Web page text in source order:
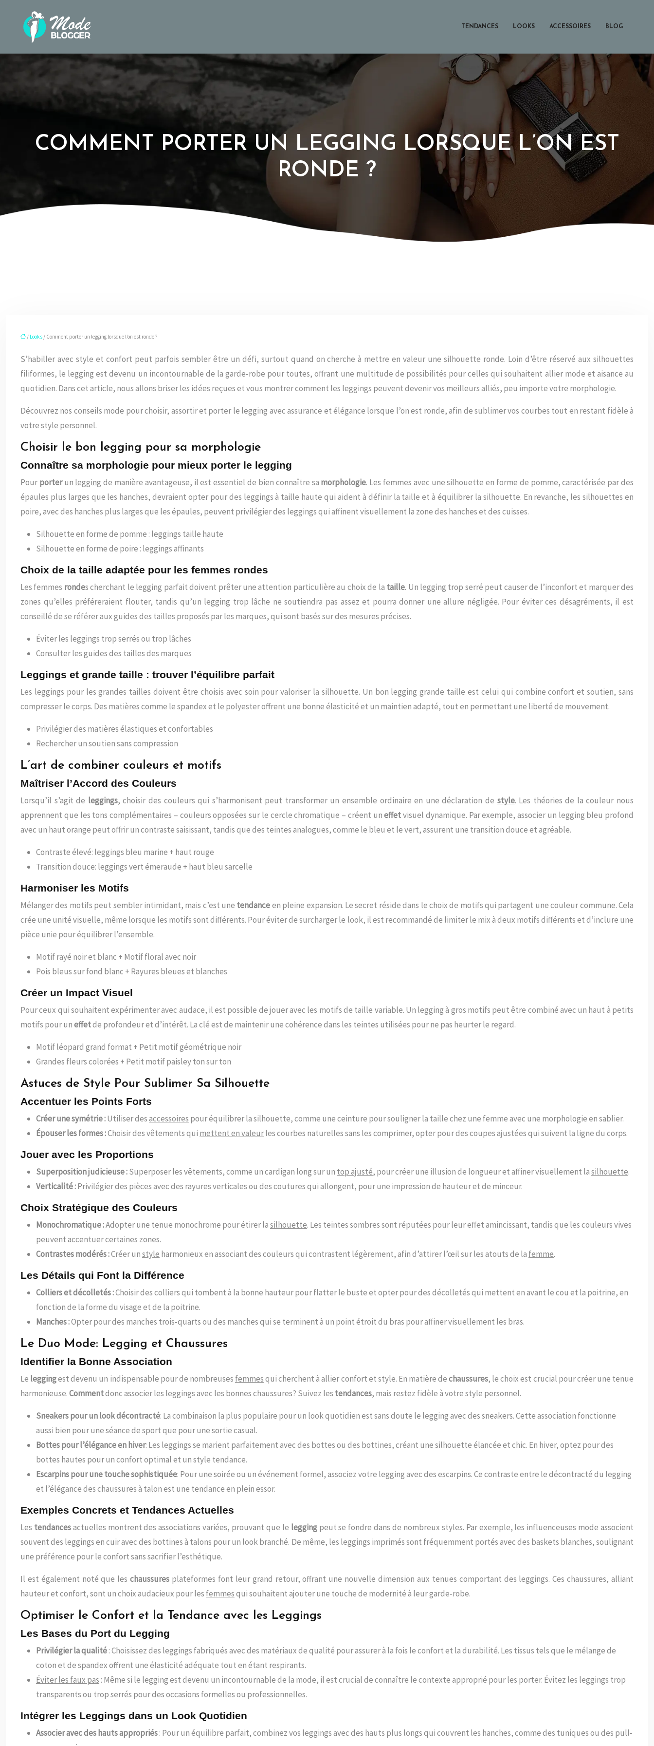
TENDANCES LOOKS ACCESSOIRES BLOG
COMMENT PORTER UN LEGGING LORSQUE L’ON EST
RONDE ?
/ Looks / Comment porter un legging lorsque l’on est ronde ?
S’habiller avec style et confort peut parfois sembler être un défi, surtout quand on cherche à mettre en valeur une silhouette ronde. Loin d’être réservé aux silhouettes
filiformes, le legging est devenu un incontournable de la garde-robe pour toutes, offrant une multitude de possibilités pour celles qui souhaitent allier mode et aisance au
quotidien. Dans cet article, nous allons briser les idées reçues et vous montrer comment les leggings peuvent devenir vos meilleurs alliés, peu importe votre morphologie.
Découvrez nos conseils mode pour choisir, assortir et porter le legging avec assurance et élégance lorsque l’on est ronde, afin de sublimer vos courbes tout en restant fidèle à
votre style personnel.
Choisir le bon legging pour sa morphologie
Connaître sa morphologie pour mieux porter le legging
Pour porterun legging de manière avantageuse, il est essentiel de bien connaître sa morphologie. Les femmes avec une silhouette en forme de pomme, caractérisée par des
épaules plus larges que les hanches, devraient opter pour des leggings à taille haute qui aident à définir la taille et à équilibrer la silhouette. En revanche, les silhouettes en
poire, avec des hanches plus larges que les épaules, peuvent privilégier des leggings qui affinent visuellement la zone des hanches et des cuisses.
Silhouette en forme de pomme : leggings taille haute
Silhouette en forme de poire : leggings affinants
Choix de la taille adaptée pour les femmes rondes
Les femmes rondes cherchant le legging parfait doivent prêter une attention particulière au choix de la taille. Un legging trop serré peut causer de l’inconfort et marquer des
zones qu’elles préféreraient flouter, tandis qu’un legging trop lâche ne soutiendra pas assez et pourra donner une allure négligée. Pour éviter ces désagréments, il est
conseillé de se référer aux guides des tailles proposés par les marques, qui sont basés sur des mesures précises.
Éviter les leggings trop serrés ou trop lâches
Consulter les guides des tailles des marques
Leggings et grande taille : trouver l’équilibre parfait
Les leggings pour les grandes tailles doivent être choisis avec soin pour valoriser la silhouette. Un bon legging grande taille est celui qui combine confort et soutien, sans
compresser le corps. Des matières comme le spandex et le polyester offrent une bonne élasticité et un maintien adapté, tout en permettant une liberté de mouvement.
Privilégier des matières élastiques et confortables
Rechercher un soutien sans compression
L’art de combiner couleurs et motifs
Maîtriser l’Accord des Couleurs
Lorsqu’il s’agit de leggings, choisir des couleurs qui s’harmonisent peut transformer un ensemble ordinaire en une déclaration de style. Les théories de la couleur nous
apprennent que les tons complémentaires – couleurs opposées sur le cercle chromatique – créent uneffetvisuel dynamique. Par exemple, associer un legging bleu profond
avec un haut orange peut offrir un contraste saisissant, tandis que des teintes analogues, comme le bleu et le vert, assurent une transition douce et agréable.
Contraste élevé: leggings bleu marine + haut rouge
Transition douce: leggings vert émeraude + haut bleu sarcelle
Harmoniser les Motifs
Mélanger des motifs peut sembler intimidant, mais c’est une tendanceen pleine expansion. Le secret réside dans le choix de motifs qui partagent une couleur commune. Cela
crée une unité visuelle, même lorsque les motifs sont différents. Pour éviter de surcharger le look, il est recommandé de limiter le mix à deux motifs différents et d’inclure une
pièce unie pour équilibrer l’ensemble.
Motif rayé noir et blanc + Motif floral avec noir
Pois bleus sur fond blanc + Rayures bleues et blanches
Créer un Impact Visuel
Pour ceux qui souhaitent expérimenter avec audace, il est possible de jouer avec les motifs de taille variable. Un legging à gros motifs peut être combiné avec un haut à petits
motifs pour uneffetde profondeur et d’intérêt. La clé est de maintenir une cohérence dans les teintes utilisées pour ne pas heurter le regard.
Motif léopard grand format + Petit motif géométrique noir
Grandes fleurs colorées + Petit motif paisley ton sur ton
Astuces de Style Pour Sublimer Sa Silhouette
Accentuer les Points Forts
Créer une symétrie :Utiliser desaccessoires pour équilibrer la silhouette, comme une ceinture pour souligner la taille chez une femme avec une morphologie en sablier.
Épouser les formes :Choisir des vêtements qui mettent en valeurles courbes naturelles sans les comprimer, opter pour des coupes ajustées qui suivent la ligne du corps.
Jouer avec les Proportions
Superposition judicieuse :Superposer les vêtements, comme un cardigan long sur un top ajusté, pour créer une illusion de longueur et affiner visuellement lasilhouette.
Verticalité :Privilégier des pièces avec des rayures verticales ou des coutures qui allongent, pour une impression de hauteur et de minceur.
Choix Stratégique des Couleurs
Monochromatique :Adopter une tenue monochrome pour étirer lasilhouette. Les teintes sombres sont réputées pour leur effet amincissant, tandis que les couleurs vives
peuvent accentuer certaines zones.
Contrastes modérés :Créer unstyle harmonieux en associant des couleurs qui contrastent légèrement, afin d’attirer l’œil sur les atouts de la femme.
Les Détails qui Font la Différence
Colliers et décolletés :Choisir des colliers qui tombent à la bonne hauteur pour flatter le buste et opter pour des décolletés qui mettent en avant le cou et la poitrine, en
fonction de la forme du visage et de la poitrine.
Manches :Opter pour des manches trois-quarts ou des manches qui se terminent à un point étroit du bras pour affiner visuellement les bras.
Le Duo Mode: Legging et Chaussures
Identifier la Bonne Association
Le leggingest devenu un indispensable pour de nombreuses femmesqui cherchent à allier confort et style. En matière dechaussures, le choix est crucial pour créer une tenue
harmonieuse.Commentdonc associer les leggings avec les bonnes chaussures? Suivez les tendances, mais restez fidèle à votre style personnel.
Sneakers pour un look décontracté: La combinaison la plus populaire pour un look quotidien est sans doute le legging avec des sneakers. Cette association fonctionne
aussi bien pour une séance de sport que pour une sortie casual.
Bottes pour l’élégance en hiver: Les leggings se marient parfaitement avec des bottes ou des bottines, créant une silhouette élancée et chic. En hiver, optez pour des
bottes hautes pour un confort optimal et un style tendance.
Escarpins pour une touche sophistiquée: Pour une soirée ou un événement formel, associez votre legging avec des escarpins. Ce contraste entre le décontracté du legging
et l’élégance des chaussures à talon est une tendance en plein essor.
Exemples Concrets et Tendances Actuelles
Les tendancesactuelles montrent des associations variées, prouvant que le leggingpeut se fondre dans de nombreux styles. Par exemple, les influenceuses mode associent
souvent des leggings en cuir avec des bottines à talons pour un look branché. De même, les leggings imprimés sont fréquemment portés avec des baskets blanches, soulignant
une préférence pour le confort sans sacrifier l’esthétique.
Il est également noté que leschaussures plateformes font leur grand retour, offrant une nouvelle dimension aux tenues comportant des leggings. Ces chaussures, alliant
hauteur et confort, sont un choix audacieux pour les femmesqui souhaitent ajouter une touche de modernité à leur garde-robe.
Optimiser le Confort et la Tendance avec les Leggings
Les Bases du Port du Legging
Privilégier la qualité: Choisissez des leggings fabriqués avec des matériaux de qualité pour assurer à la fois le confort et la durabilité. Les tissus tels que le mélange de
coton et de spandex offrent une élasticité adéquate tout en étant respirants.
Éviter les faux pas: Même si le legging est devenu un incontournable de la mode, il est crucial de connaître le contexte approprié pour les porter. Évitez les leggings trop
transparents ou trop serrés pour des occasions formelles ou professionnelles.
Intégrer les Leggings dans un Look Quotidien
Associer avec des hauts appropriés: Pour un équilibre parfait, combinez vos leggings avec des hauts plus longs qui couvrent les hanches, comme des tuniques ou des pull-